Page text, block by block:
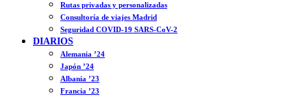
Rutas privadas y personalizadas
Consultoría de viajes Madrid
Seguridad COVID-19 SARS-CoV-2
DIARIOS
Alemania ’24
Japón ’24
Albania ’23
Francia ’23